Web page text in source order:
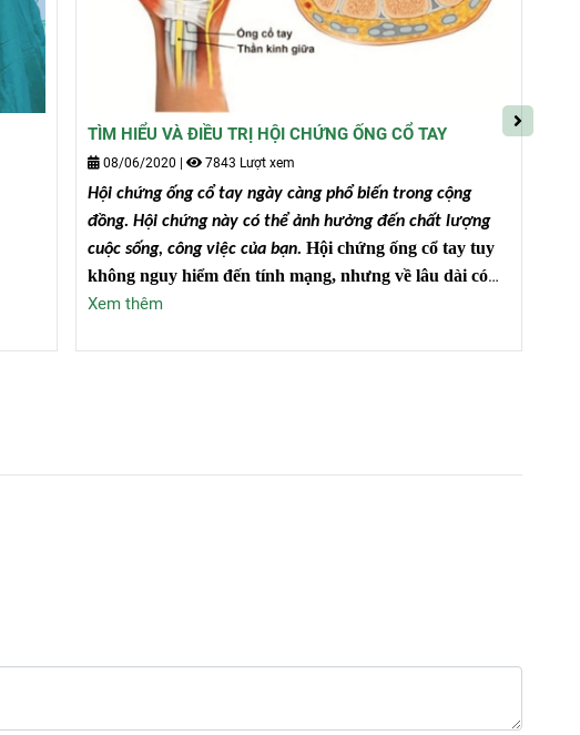
TÌM HIỂU VÀ ĐIỀU TRỊ HỘI CHỨNG ỐNG CỔ TAY
08/06/2020 | 7843 Lượt xem
Hội chứng ống cổ tay ngày càng phổ biến trong cộng
đồng. Hội chứng này có thể ảnh hưởng đến chất lượng
cuộc sống, công việc của bạn.Hội chứng ống cổ tay tuy
không nguy hiểm đến tính mạng, nhưng về lâu dài có
thể dẫn đến tàn tật do tổn thương thần kinh, mạch
Xem thêm